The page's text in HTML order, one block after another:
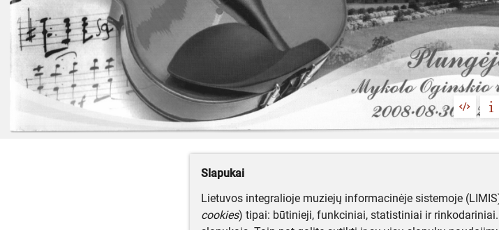
Slapukai
Lietuvos integralioje muziejų informacinėje sistemoje
cookies) tipai: būtinieji, funkciniai, statistiniai ir